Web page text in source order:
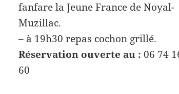
fanfare la Jeune France de Noyal-
Muzillac.
– à 19h30 repas cochon grillé.
Réservation ouverte au : 06 74
60